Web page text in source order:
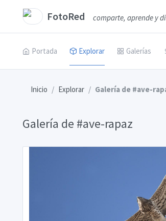
FotoRed comparte, aprende y
Portada Explorar Galerías
Inicio Explorar Galería de #ave-
Galería de #ave-rapaz